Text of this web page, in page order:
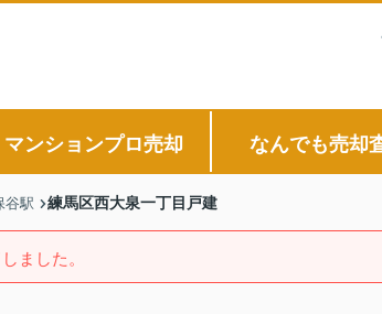
マンションプロ売却 なんでも売却
谷駅 練馬区西大泉一丁目戸建
ました。